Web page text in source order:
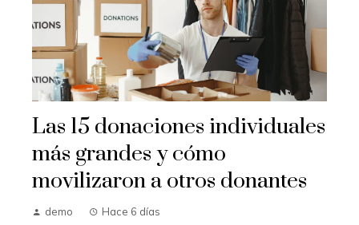
Las 15 donaciones individuales
más grandes y cómo
movilizaron a otros donantes
demo Hace 6 días